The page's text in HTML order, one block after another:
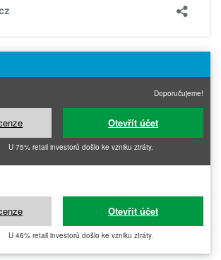
Doporučujeme!
Otevřít účet
U 75% retail investorů došlo ke vzniku ztráty.
Otevřít účet
U 46% retail investorů došlo ke vzniku ztráty.